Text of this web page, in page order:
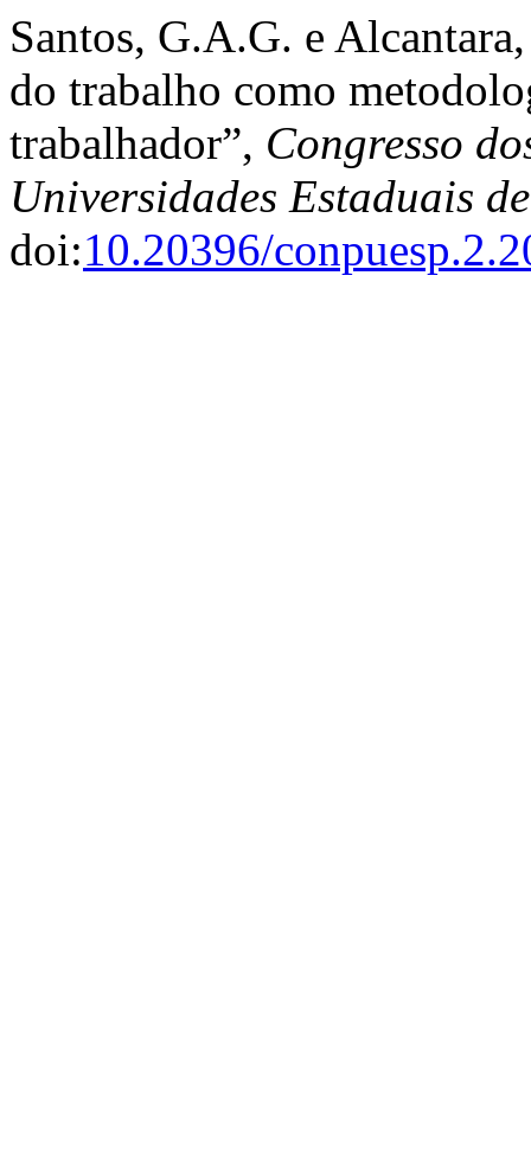
Santos, G.A.G. e
do trabalho como
trabalhador”, Congresso
Universidades Estaduais
doi:10.20396/